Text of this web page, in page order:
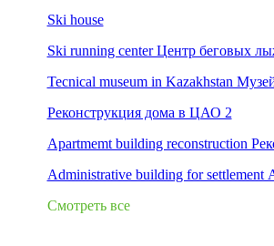
Ski house
Ski running center Центр беговых
Tecnical museum in Kazakhstan
Реконструкция дома в ЦАО 2
Apartmemt building reconstruction
Administrative building for settlement
Смотреть все